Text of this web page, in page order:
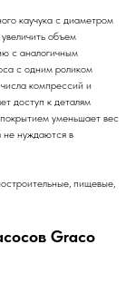
каучука с диаметром
объем
с аналогичным
с одним роликом
компрессий и
доступ к деталям
уменьшает вес
не нуждаются в
пищевые,
Graco